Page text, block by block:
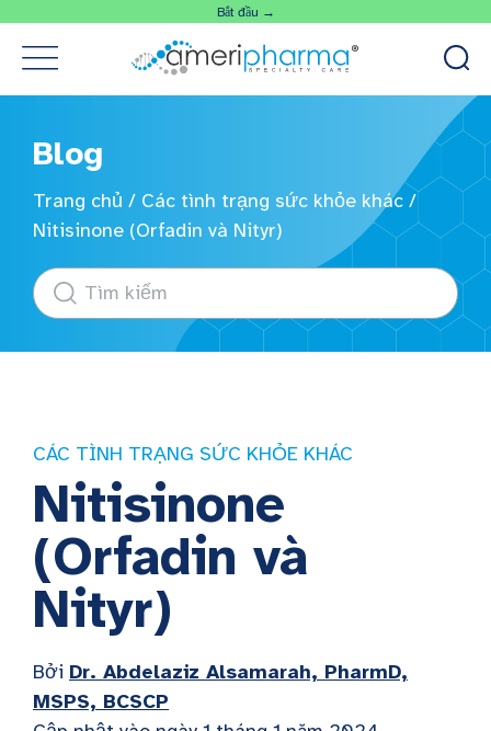
Bắt đầu →
Blog
Trang chủ / Các tình trạng sức khỏe khác /
Nitisinone (Orfadin và Nityr)
CÁC TÌNH TRẠNG SỨC KHỎE KHÁC
Nitisinone
(Orfadin và
Nityr)
Bởi Dr. Abdelaziz Alsamarah, PharmD,
MSPS, BCSCP